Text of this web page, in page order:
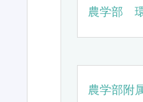
農学部
農学部附